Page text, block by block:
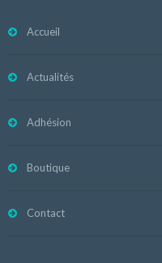
Accueil
Actualités
Adhésion
Boutique
Contact